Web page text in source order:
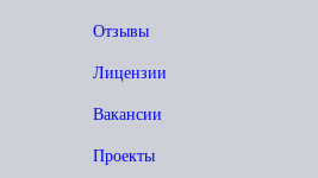
Отзывы
Лицензии
Вакансии
Проекты